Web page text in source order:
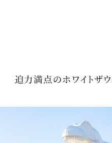
迫力満点のホワイトザウ